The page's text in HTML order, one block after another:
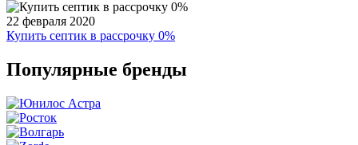
22 февраля 2020
Купить септик в рассрочку 0%
Популярные бренды